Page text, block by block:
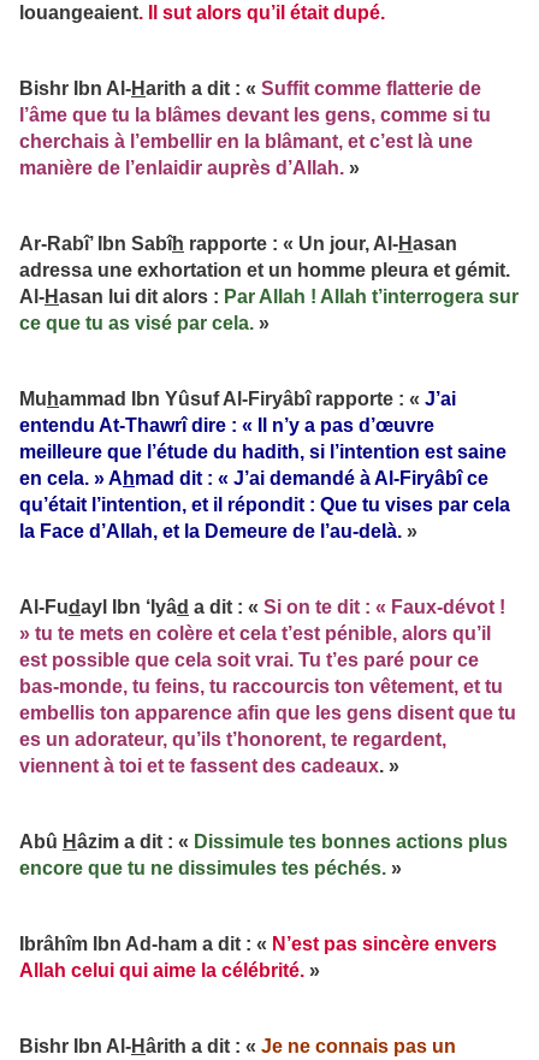
louangeaient. Il sut alors qu’il était dupé.
Bishr Ibn Al-Harith a dit : « Suffit comme flatterie de
l’âme que tu la blâmes devant les gens, comme si tu
cherchais à l’embellir en la blâmant, et c’est là une
manière de l’enlaidir auprès d’Allah. »
Ar-Rabî’ Ibn Sabîh rapporte : « Un jour, Al-Hasan
adressa une exhortation et un homme pleura et gémit.
Al-Hasan lui dit alors : Par Allah ! Allah t’interrogera sur
ce que tu as visé par cela. »
Mu hammad Ibn Yûsuf Al-Firyâbî rapporte : « J’ai
entendu At-Thawrî dire : « Il n’y a pas d’œuvre
meilleure que l’étude du hadith, si l’intention est saine
en cela. » A hmad dit : « J’ai demandé à Al-Firyâbî ce
qu’était l’intention, et il répondit : Que tu vises par cela
la Face d’Allah, et la Demeure de l’au-delà. »
Al-Fudayl Ibn ‘Iyâd a dit : « Si on te dit : « Faux-dévot !
» tu te mets en colère et cela t’est pénible, alors qu’il
est possible que cela soit vrai. Tu t’es paré pour ce
bas-monde, tu feins, tu raccourcis ton vêtement, et tu
embellis ton apparence afin que les gens disent que tu
es un adorateur, qu’ils t’honorent, te regardent,
viennent à toi et te fassent des cadeaux. »
Abû Hâzim a dit : « Dissimule tes bonnes actions plus
encore que tu ne dissimules tes péchés. »
Ibrâhîm Ibn Ad-ham a dit : « N’est pas sincère envers
Allah celui qui aime la célébrité. »
Bishr Ibn Al-Hârith a dit : « Je ne connais pas un